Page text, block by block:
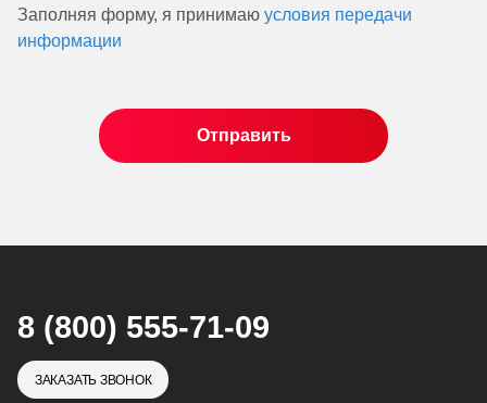
Заполняя форму, я принимаю условия передачи
информации
8 (800) 555-71-09
ЗАКАЗАТЬ ЗВОНОК